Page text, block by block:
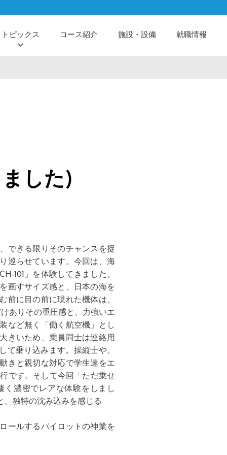
トピックス コース紹介 施設・設備 就職情報
した)
できる限りそのチャンスを捉
巡らせています。今回は、海
101」を体験してきました。
画すサイズ感と、日本の海を
前に目の前に現れた機体は、
ありその重圧感と、力強いエ
など無く「働く航空機」とし
きいため、乗員同士は連絡用
て乗り込みます。操縦士や、
きと親切な対応で学生達をエ
です。そして今回「ただ乗せ
く濃密でレアな体験をしまし
、独特の沈み込みを感じる
ールするパイロットの神業を